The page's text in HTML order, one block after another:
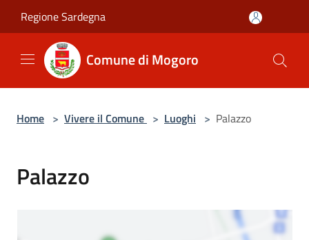
Regione Sardegna
Comune di Mogoro
Home > Vivere il Comune > Luoghi > Palazzo
Palazzo